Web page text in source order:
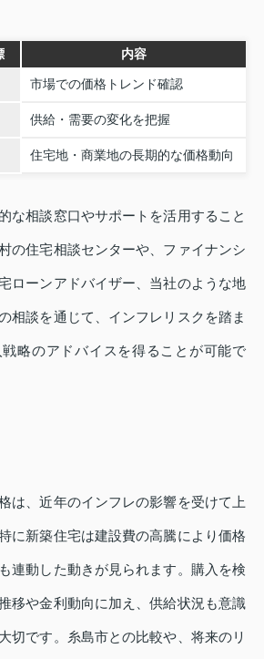
内容
市場での価格トレンド確認
供給・需要の変化を把握
住宅地・商業地の長期的な価格動向
な相談窓口やサポートを活用すること
の住宅相談センターや、ファイナンシ
ローンアドバイザー、当社のような地
相談を通じて、インフレリスクを踏ま
略のアドバイスを得ることが可能で
は、近年のインフレの影響を受けて上
に新築住宅は建設費の高騰により価格
連動した動きが見られます。購入を検
移や金利動向に加え、供給状況も意識
切です。糸島市との比較や、将来のリ